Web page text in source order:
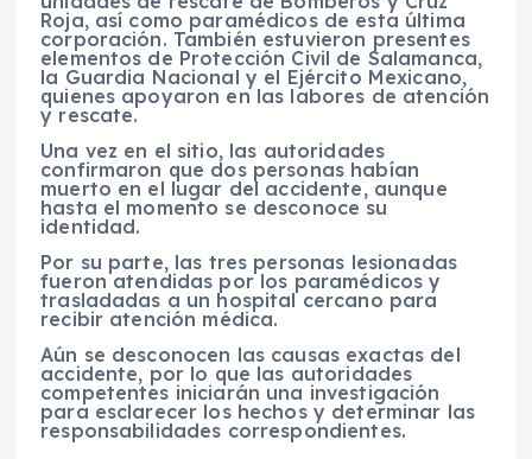
Roja, así como paramédicos de esta última
corporación. También estuvieron presentes
elementos de Protección Civil de Salamanca,
la Guardia Nacional y el Ejército Mexicano,
quienes apoyaron en las labores de atención
y rescate.
Una vez en el sitio, las autoridades
confirmaron que dos personas habían
muerto en el lugar del accidente, aunque
hasta el momento se desconoce su
identidad.
Por su parte, las tres personas lesionadas
fueron atendidas por los paramédicos y
trasladadas a un hospital cercano para
recibir atención médica.
Aún se desconocen las causas exactas del
accidente, por lo que las autoridades
competentes iniciarán una investigación
para esclarecer los hechos y determinar las
responsabilidades correspondientes.